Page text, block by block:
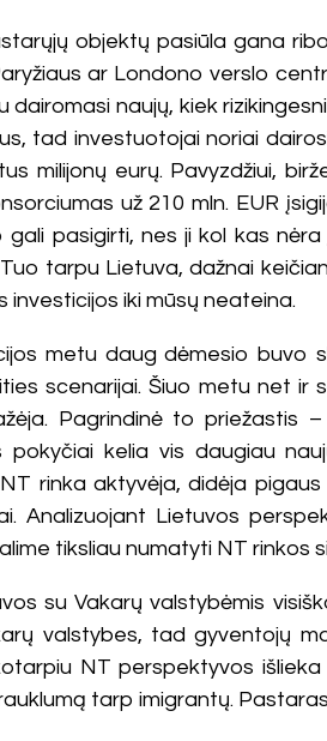
objektų pasiūla gana
ar Londono verslo
dairomasi naujų, kiek
tad investuotojai noriai
milijonų eurų. Pavyzdžiui,
už 210 mln. EUR
gali pasigirti, nes ji kol kas
tarpu Lietuva, dažnai
investicijos iki mūsų neateina.
metu daug dėmesio buvo
scenarijai. Šiuo metu net ir
Pagrindinė to priežastis
pokyčiai kelia vis daugiau
rinka aktyvėja, didėja
Analizuojant Lietuvos
tiksliau numatyti NT rinkos
su Vakarų valstybėmis
valstybes, tad gyventojų
NT perspektyvos
tarp imigrantų.